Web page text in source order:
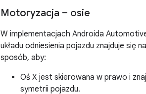
Motoryzacja – osie
W implementacjach Androida
układu odniesienia pojazdu znajduje się
sposób, aby:
Oś X jest skierowana w prawo i
symetrii pojazdu.